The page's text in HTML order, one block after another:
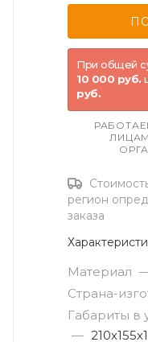
При общей
10 000 руб.
руб.
регион
заказа
Материал
Страна-
Габариты
—